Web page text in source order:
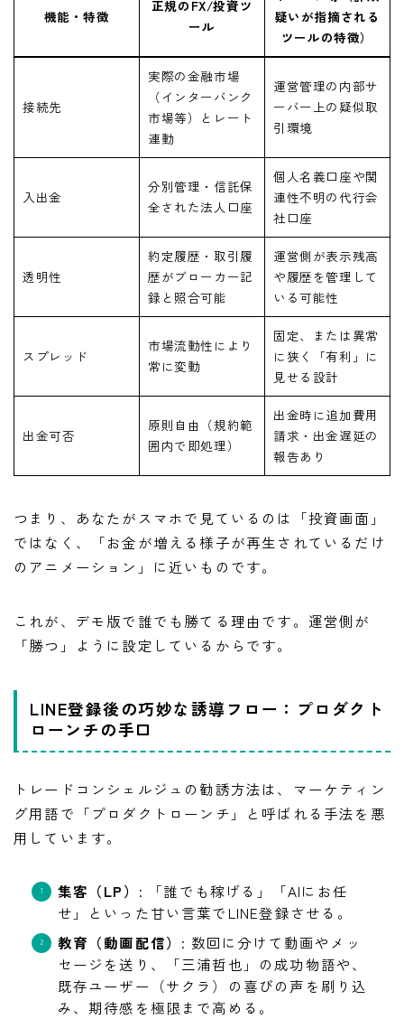
機能・特徴
正規のFX/投資ツ
ール
疑いが指摘される
ツールの特徴）
接続先
実際の金融市場
（インターバンク
市場等）とレート
連動
運営管理の内部サ
ーバー上の疑似取
引環境
入出金
分別管理・信託保
全された法人口座
個人名義口座や関
連性不明の代行会
社口座
透明性
約定履歴・取引履
歴がブローカー記
録と照合可能
運営側が表示残高
や履歴を管理して
いる可能性
スプレッド
市場流動性により
常に変動
固定、または異常
に狭く「有利」に
見せる設計
出金可否
原則自由（規約範
囲内で即処理）
出金時に追加費用
請求・出金遅延の
報告あり
つまり、あなたがスマホで見ているのは「投資画面」
ではなく、「お金が増える様子が再生されているだけ
のアニメーション」に近いものです。
これが、デモ版で誰でも勝てる理由です。運営側が
「勝つ」ように設定しているからです。
LINE登録後の巧妙な誘導フロー：プロダクト
ローンチの手口
トレードコンシェルジュの勧誘方法は、マーケティン
グ用語で「プロダクトローンチ」と呼ばれる手法を悪
用しています。
集客（LP） : 「誰でも稼げる」「AIにお任
せ」といった甘い言葉でLINE登録させる。
教育（動画配信） : 数回に分けて動画やメッ
セージを送り、「三浦哲也」の成功物語や、
既存ユーザー（サクラ）の喜びの声を刷り込
み、期待感を極限まで高める。